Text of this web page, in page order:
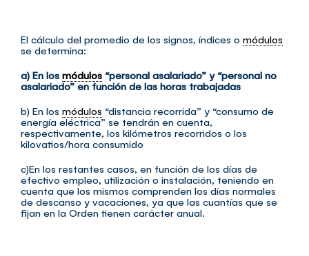
El cálculo del promedio de los signos, índices o módulos
se determina:
a) En los módulos “personal asalariado” y “personal no
asalariado” en función de las horas trabajadas
b) En los módulos “distancia recorrida” y “consumo de
energía eléctrica” se tendrán en cuenta,
respectivamente, los kilómetros recorridos o los
kilovatios/hora consumido
c)En los restantes casos, en función de los días de
efectivo empleo, utilización o instalación, teniendo en
cuenta que los mismos comprenden los días normales
de descanso y vacaciones, ya que las cuantías que se
fijan en la Orden tienen carácter anual.